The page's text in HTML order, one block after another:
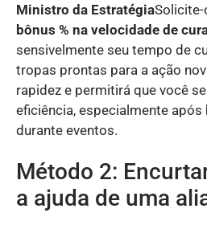
Ministro da EstratégiaSolicite-
bônus % na velocidade de
sensivelmente seu tempo de
tropas prontas para a ação
rapidez e permitirá que você
eficiência, especialmente após
durante eventos.
Método 2:
a ajuda de uma